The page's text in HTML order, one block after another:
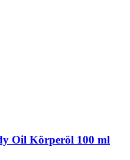
Oil Körperöl 100 ml